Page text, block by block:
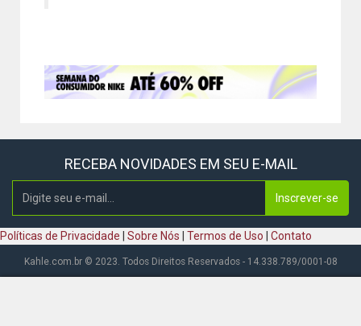
RECEBA NOVIDADES EM SEU E-MAIL
Inscrever-se
Políticas de Privacidade Sobre Nós Termos de Uso Contato
Kahle.com.br © 2023. Todos Direitos Reservados - 14.338.789/0001-08